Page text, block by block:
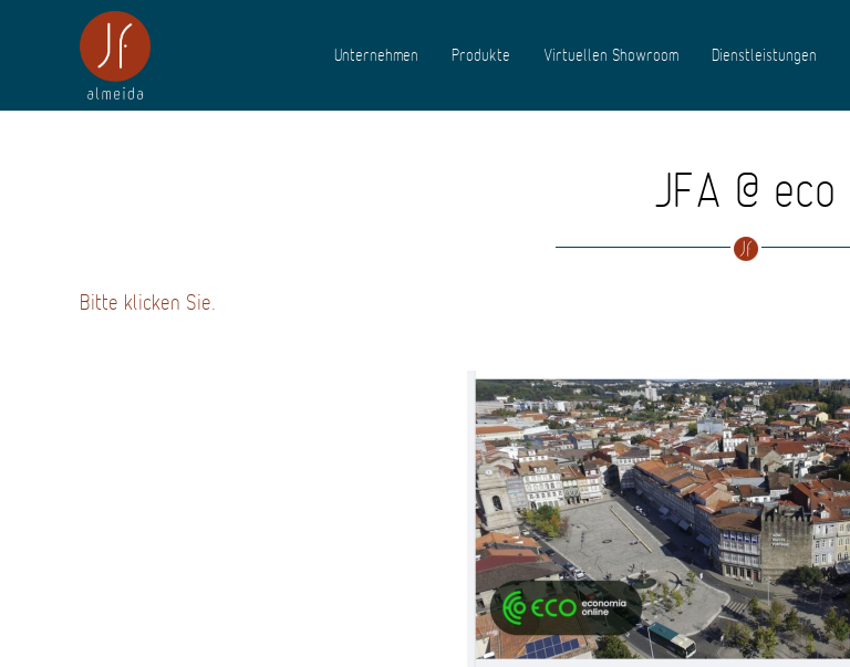
Unternehmen Produkte Virtuellen Showroom Dienstleistungen
JFA @ eco
Bitte klicken Sie.